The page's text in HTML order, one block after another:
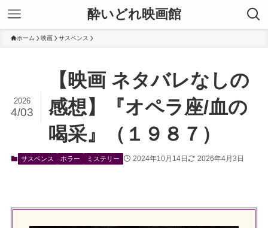
酔いどれ映画館
ホーム 映画 サスペンス
【映画 ネタバレなしの
感想】『オペラ座/血の
喝采』（１９８７）
2026
4/03
サスペンス ホラー ミステリー 2024年10月14日 2026年4月3日